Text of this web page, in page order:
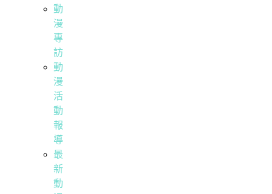
動
漫
專
訪
動
漫
活
動
報
導
最
新
動